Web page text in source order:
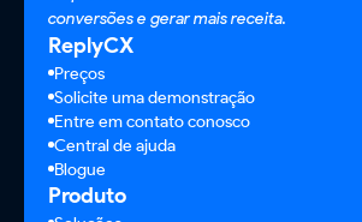
Captura sempre ativa
Colete mensagens 24 horas por dia, 7
semana, para que nenhuma consulta
após o expediente.
conversões e gerar mais receita.
ReplyCX
Preços
Solicite uma demonstração
Entre em contato conosco
Central de ajuda
Blogue
Produto